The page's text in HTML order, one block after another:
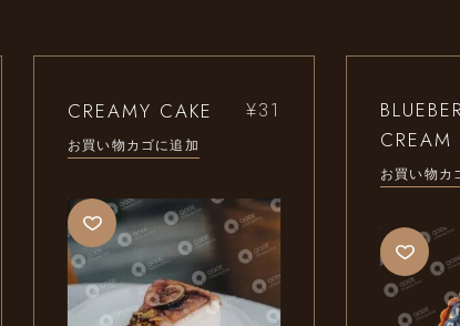
CREAMY CAKE ¥31
お買い物カゴに追加
CREAM
お買い物カ